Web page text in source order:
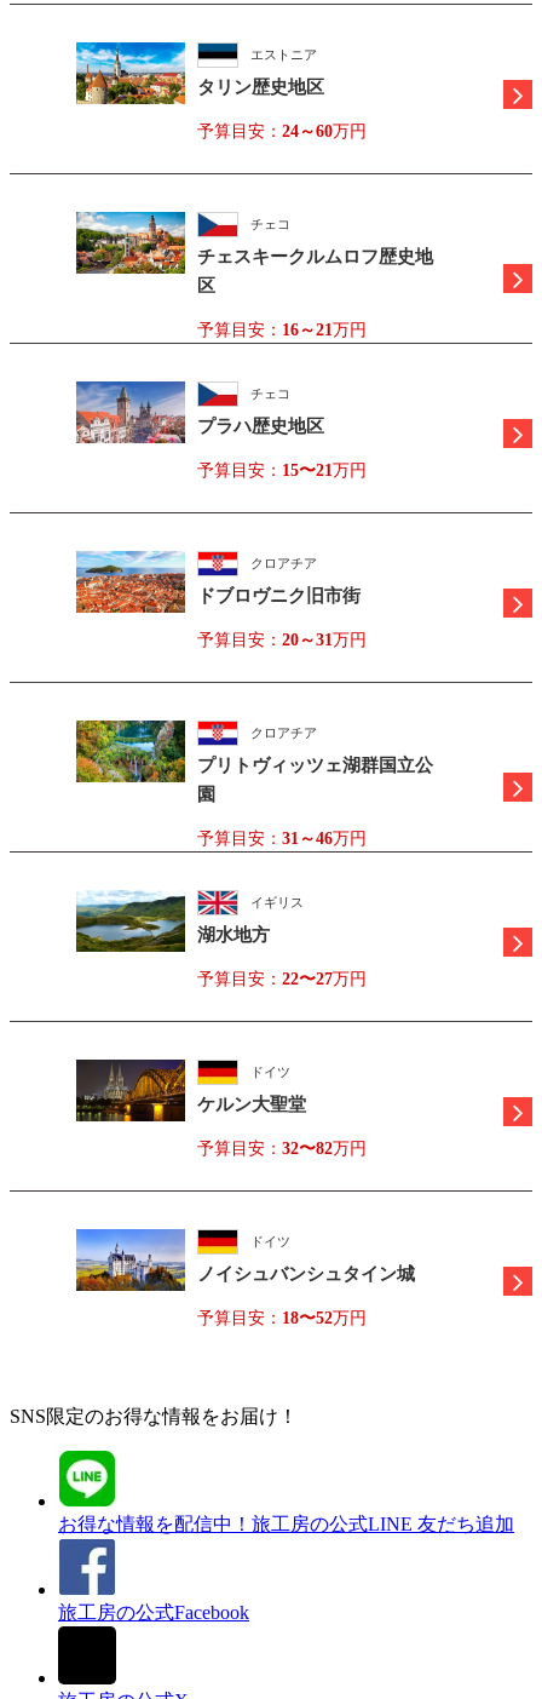
エストニア
タリン歴史地区
予算目安： 24～60万円
チェコ
チェスキークルムロフ歴史地
区
予算目安： 16～21万円
チェコ
プラハ歴史地区
予算目安： 15〜21万円
クロアチア
ドブロヴニク旧市街
予算目安： 20～31万円
クロアチア
プリトヴィッツェ湖群国立公
園
予算目安： 31～46万円
イギリス
湖水地方
予算目安： 22〜27万円
ドイツ
ケルン大聖堂
予算目安： 32〜82万円
ドイツ
ノイシュバンシュタイン城
予算目安： 18〜52万円
SNS限定のお得な情報をお届け！
お得な情報を配信中！ 旅工房の公式LINE 友だち追加
旅工房の公式Facebook